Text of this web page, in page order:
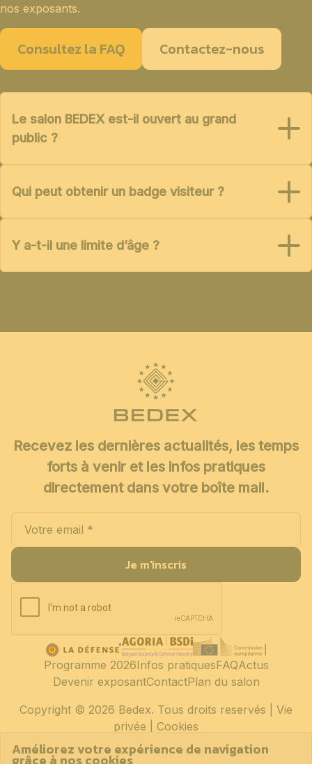
nos exposants.
Consultez la FAQ Contactez-nous
Le salon BEDEX est-il ouvert au grand
public ?
Qui peut obtenir un badge visiteur ?
Y a-t-il une limite d’âge ?
Recevez les dernières actualités, les temps
forts à venir et les infos pratiques
directement dans votre boîte mail.
Je m'inscris
Copyright © 2026 Bedex. Tous droits reservés | Vie
privée
Cookies
Programme 2026Infos pratiquesFAQActus
Devenir exposantContactPlan du salon
Améliorez votre expérience de navigation
grâce à nos cookies